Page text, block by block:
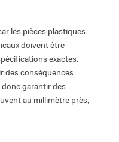
les pièces plastiques
doivent être
exactes.
des conséquences
garantir des
au millimètre près,